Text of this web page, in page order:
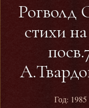
Рогволд
стихи
Год: 1985